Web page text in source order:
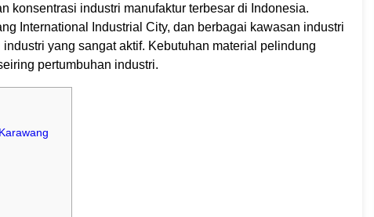
konsentrasi industri manufaktur terbesar di Indonesia.
International Industrial City, dan berbagai kawasan industri
yang sangat aktif. Kebutuhan material pelindung
pertumbuhan industri.